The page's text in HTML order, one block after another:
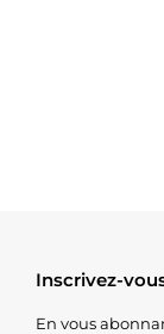
Inscrivez-
En vous